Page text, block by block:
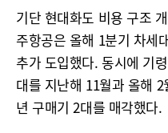
기단 현대화도 비용 구조
주항공은 올해 1분기 차세
추가 도입했다. 동시에 기
대를 지난해 11월과 올해
년 구매기 2대를 매각했다.